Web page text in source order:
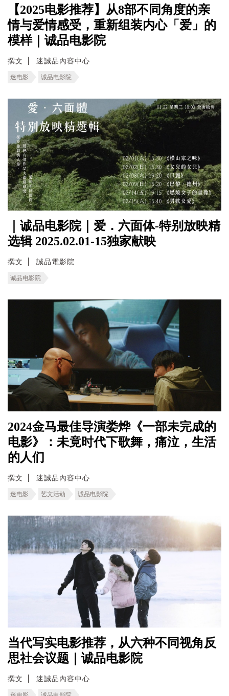
【2025电影推荐】从8部不同角度的亲
情与爱情感受，重新组装内心「爱」的
模样｜诚品电影院
撰文 迷誠品內容中心
迷电影 诚品电影院
｜诚品电影院｜爱．六面体-特别放映精
选辑 2025.02.01-15独家献映
撰文 誠品電影院
诚品电影院
2024金马最佳导演娄烨《一部未完成的
电影》：未竟时代下歌舞，痛泣，生活
的人们
撰文 迷誠品內容中心
迷电影 艺文活动 诚品电影院
当代写实电影推荐，从六种不同视角反
思社会议题｜诚品电影院
撰文 迷誠品內容中心